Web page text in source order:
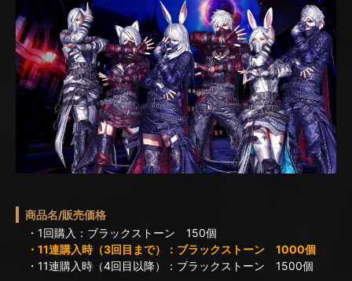
商品名/販売価格
・1回購入：ブラックストーン 150個
・11連購入時（3回目まで）：ブラックストーン 1000個
・11連購入時（4回目以降）：ブラックストーン 1500個